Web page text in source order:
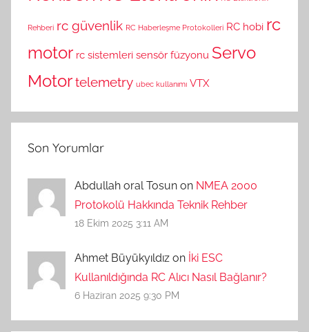
Rehberi rc güvenlik RC Haberleşme Protokolleri RC hobi rc
motor rc sistemleri sensör füzyonu Servo
Motortelemetry ubec kullanımı VTX
Son Yorumlar
Abdullah oral Tosun on NMEA 2000
Protokolü Hakkında Teknik Rehber
18 Ekim 2025 3:11 AM
Ahmet Büyükyıldız on İki ESC
Kullanıldığında RC Alıcı Nasıl Bağlanır?
6 Haziran 2025 9:30 PM